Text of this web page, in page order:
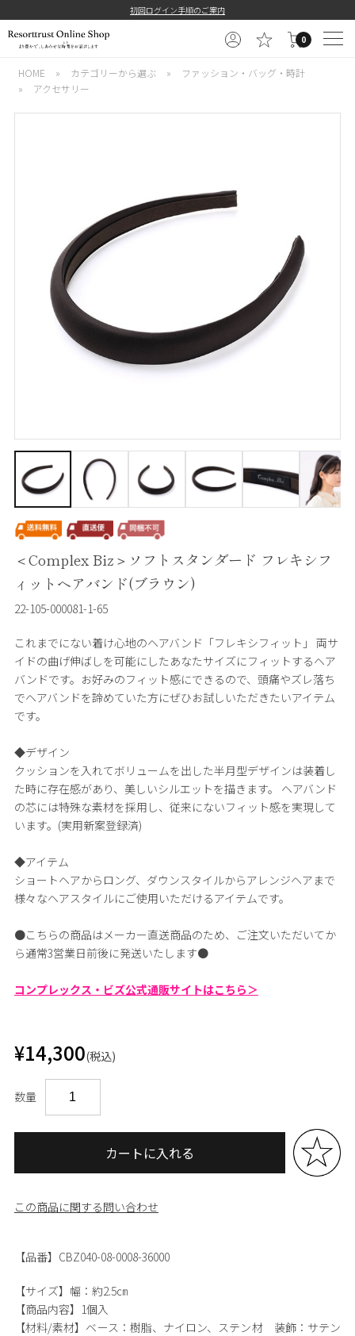
初回ログイン手順のご案内
0
HOME » カテゴリーから選ぶ »
ファッション・バッグ・時計
»
アクセサリー
＜Complex Biz＞ソフトスタンダード フレキシフ
ィットヘアバンド(ブラウン)
22-105-000081-1-65
これまでにない着け心地のヘアバンド「フレキシフィット」 両サ
イドの曲げ伸ばしを可能にしたあなたサイズにフィットするヘア
バンドです。お好みのフィット感にできるので、頭痛やズレ落ち
でヘアバンドを諦めていた方にぜひお試しいただきたいアイテム
です。
◆デザイン
クッションを入れてボリュームを出した半月型デザインは装着し
た時に存在感があり、美しいシルエットを描きます。 ヘアバンド
の芯には特殊な素材を採用し、従来にないフィット感を実現して
います。(実用新案登録済)
◆アイテム
ショートヘアからロング、ダウンスタイルからアレンジヘアまで
様々なヘアスタイルにご使用いただけるアイテムです。
●こちらの商品はメーカー直送商品のため、ご注文いただいてか
ら通常3営業日前後に発送いたします●
コンプレックス・ビズ公式通販サイトはこちら＞
¥14,300(税込)
数量
カートに入れる
この商品に関する問い合わせ
【品番】CBZ040-08-0008-36000
【サイズ】 幅：約2.5㎝
【商品内容】 1個入
【材料/素材】 ベース：樹脂、ナイロン、ステン材 装飾：サテン